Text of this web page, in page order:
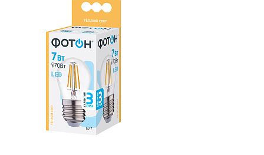
Помощь
Контакты